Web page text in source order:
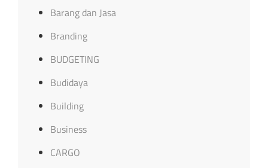
Barang dan Jasa
Branding
BUDGETING
Budidaya
Building
Business
CARGO